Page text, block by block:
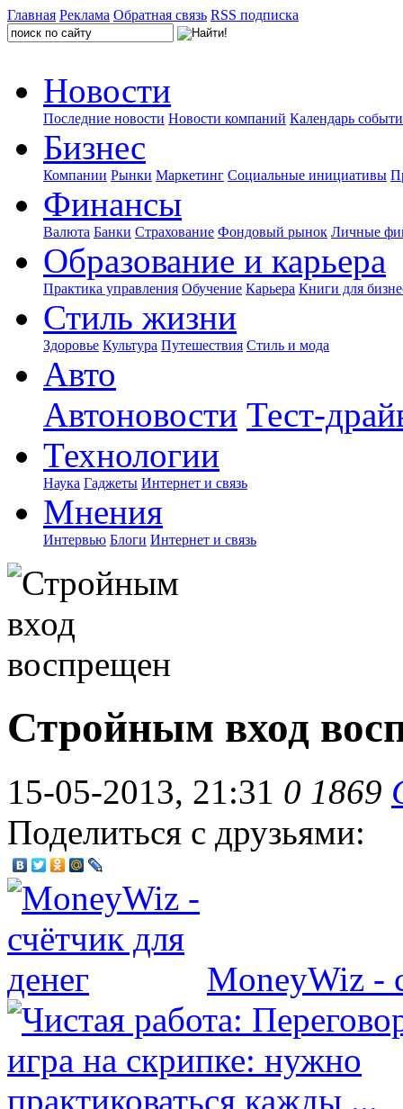
Главная Реклама Обратная связь RSS подписка
Новости
Последние новости Новости компаний Календарь
Бизнес
Компании Рынки Маркетинг Социальные инициативы
Финансы
Валюта Банки Страхование Фондовый рынок Личные
Образование и карьера
Практика управления Обучение Карьера Книги для
Стиль жизни
Здоровье Культура Путешествия Стиль и мода
Авто
Автоновости Тест-
Технологии
Наука Гаджеты Интернет и связь
Мнения
Интервью Блоги Интернет и связь
Стройным вход
15-05-2013, 21:31 0 1869
Поделиться с друзьями:
MoneyWiz -